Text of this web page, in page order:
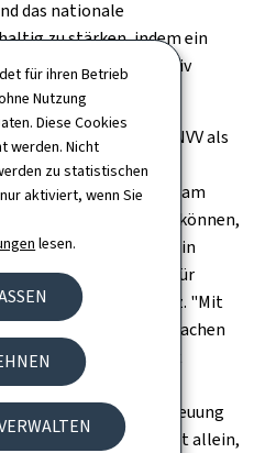
für ihren Betrieb
Nutzung
Diese Cookies
werden. Nicht
zu statistischen
aktiviert, wenn Sie
lesen.
das nationale
zu stärken, indem ein
und eine qualitativ
werden.
dass wir das CNVV als
schrittweise
ausbauen und das Team
heute mitteilen zu können,
haben und ihn weiterhin
Backes, Ministerin für
der Pressekonferenz. "Mit
Uhr zugänglich ist, machen
um jeder von Gewalt
Zugang zu einer
professionellen Betreuung
ist klar: Sie sind nicht allein,